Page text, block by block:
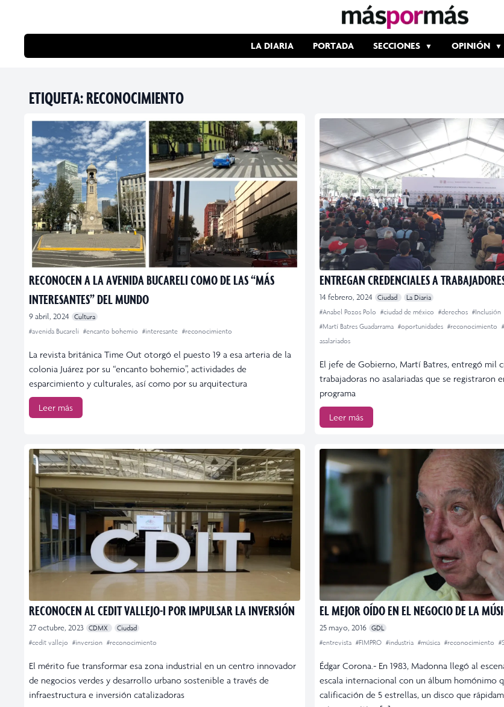
LA DIARIA PORTADA SECCIONES OPINIÓN
ETIQUETA:RECONOCIMIENTO
RECONOCEN A LA AVENIDA BUCARELI COMO DE LAS “MÁS
INTERESANTES” DEL MUNDO
9 abril, 2024
Cultura
#avenida Bucareli #encanto bohemio #interesante #reconocimiento
La revista británica Time Out otorgó el puesto 19 a esa arteria de la
colonia Juárez por su “encanto bohemio”, actividades de
esparcimiento y culturales, así como por su arquitectura
Leer más
ENTREGAN CREDENCIALES A
14 febrero, 2024 Ciudad
La Diaria
#Anabel Pozos Polo #ciudad de méxico #derechos #Inclusión
#Martí Batres Guadarrama #oportunidades #reconocimiento
asalariados
El jefe de Gobierno, Martí Batres, entregó mil
trabajadoras no asalariadas que se registraron
programa
Leer más
RECONOCEN AL CEDIT VALLEJO-I POR IMPULSAR LA INVERSIÓN
27 octubre, 2023 CDMX
Ciudad
#cedit vallejo #inversion #reconocimiento
El mérito fue transformar esa zona industrial en un centro innovador
de negocios verdes y desarrollo urbano sostenible a través de
infraestructura e inversión catalizadoras
EL MEJOR OÍDO EN EL NEGOCIO DE LA
25 mayo, 2016 GDL
#entrevista #FIMPRO #industria #música #reconocimiento
Édgar Corona.- En 1983, Madonna llegó al
escala internacional con un álbum homónimo
calificación de 5 estrellas, un disco que